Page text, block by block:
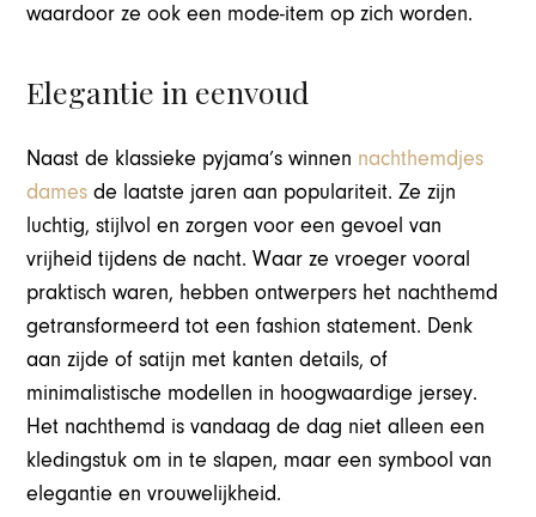
waardoor ze ook een mode-item op zich worden.
Elegantie in eenvoud
Naast de klassieke pyjama’s winnen nachthemdjes
dames de laatste jaren aan populariteit. Ze zijn
luchtig, stijlvol en zorgen voor een gevoel van
vrijheid tijdens de nacht. Waar ze vroeger vooral
praktisch waren, hebben ontwerpers het nachthemd
getransformeerd tot een fashion statement. Denk
aan zijde of satijn met kanten details, of
minimalistische modellen in hoogwaardige jersey.
Het nachthemd is vandaag de dag niet alleen een
kledingstuk om in te slapen, maar een symbool van
elegantie en vrouwelijkheid.